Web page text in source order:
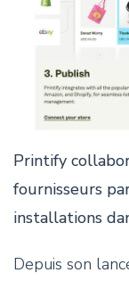
Printify
fournisseurs
installations
Depuis son